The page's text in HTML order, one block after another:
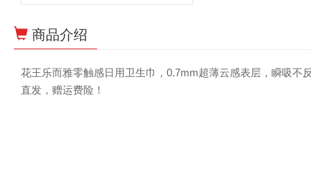
商品介绍
花王乐而雅零触感日用卫生巾，0.7mm超薄云感表层，瞬吸不
直发，赠运费险！